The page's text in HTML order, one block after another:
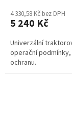
4 330,58 Kč bez DPH
5 240 Kč
Univerzální
operační
ochranu.